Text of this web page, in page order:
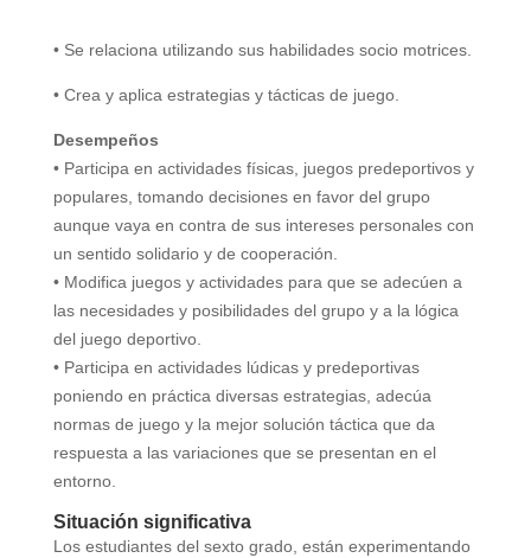
• Se relaciona utilizando sus habilidades socio motrices.
• Crea y aplica estrategias y tácticas de juego.
Desempeños
• Participa en actividades físicas, juegos predeportivos y
populares, tomando decisiones en favor del grupo
aunque vaya en contra de sus intereses personales con
un sentido solidario y de cooperación.
• Modifica juegos y actividades para que se adecúen a
las necesidades y posibilidades del grupo y a la lógica
del juego deportivo.
• Participa en actividades lúdicas y predeportivas
poniendo en práctica diversas estrategias, adecúa
normas de juego y la mejor solución táctica que da
respuesta a las variaciones que se presentan en el
entorno.
Situación significativa
Los estudiantes del sexto grado, están experimentando